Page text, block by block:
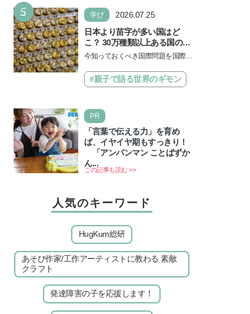
5 学び
2026.07.25
日本より苗字が多い国はど
こ？ 30万種類以上ある国の理
由とは【親子で語る国際問
今知っておくべき国際問題を国際政
る「親子で語る国際問題」。今回
は、苗字の種類…
#親子で語る世界のギモン
PR
「言葉で伝える力」を育め
ば、イヤイヤ期もすっきり！
「アンパンマン ことばずか
ん...
この記事も読む >>
人気のキーワード
HugKum総研
あそび作家/工作アーティストに教わる 素敵
クラフト
発達障害の子を応援します！